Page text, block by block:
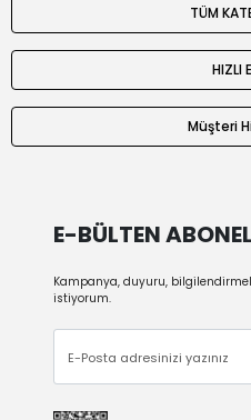
TÜM
HIZLI
Müşteri
E-BÜLTEN
Kampanya, duyuru,
istiyorum.